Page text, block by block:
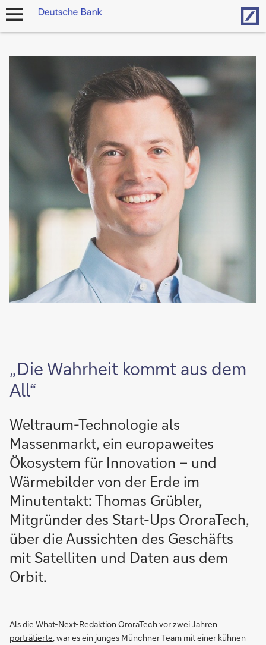
Navigation
„Die Wahrheit kommt aus dem
All“
Weltraum-Technologie als
Massenmarkt, ein europaweites
Ökosystem für Innovation – und
Wärmebilder von der Erde im
Minutentakt: Thomas Grübler,
Mitgründer des Start-Ups OroraTech,
über die Aussichten des Geschäfts
mit Satelliten und Daten aus dem
Orbit.
Als die What-Next-Redaktion OroraTech vor zwei Jahren
porträtierte, war es ein junges Münchner Team mit einer kühnen